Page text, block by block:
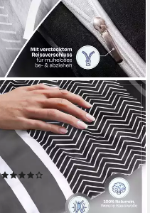
SENTIDOS
Bettwäsche Set 135x200cm
4teilig %100 Baumwolle,
Baumwolle, 2 teilig, mit
Reißverschluss, geeignet für
Winter oder Sommer
(49)
ab 25,99 € UVP54,99 €
-53%